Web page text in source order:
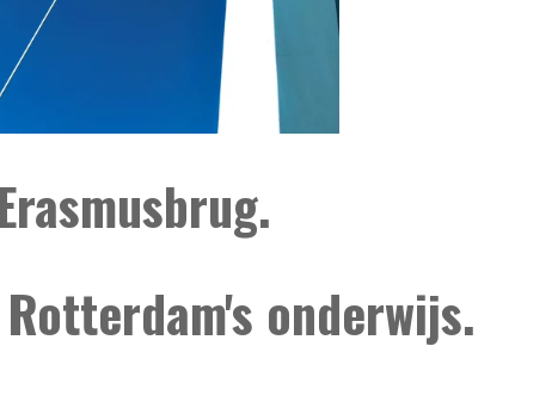
onderwijs.